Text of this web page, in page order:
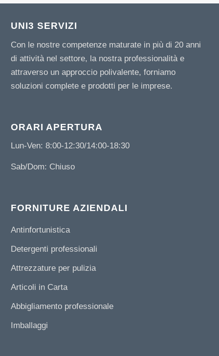
UNI3 SERVIZI
Con le nostre competenze maturate in più di 20 anni
di attività nel settore, la nostra professionalità e
attraverso un approccio polivalente, forniamo
soluzioni complete e prodotti per le imprese.
ORARI APERTURA
Lun-Ven: 8:00-12:30/14:00-18:30
Sab/Dom: Chiuso
FORNITURE AZIENDALI
Antinfortunistica
Detergenti professionali
Attrezzature per pulizia
Articoli in Carta
Abbigliamento professionale
Imballaggi